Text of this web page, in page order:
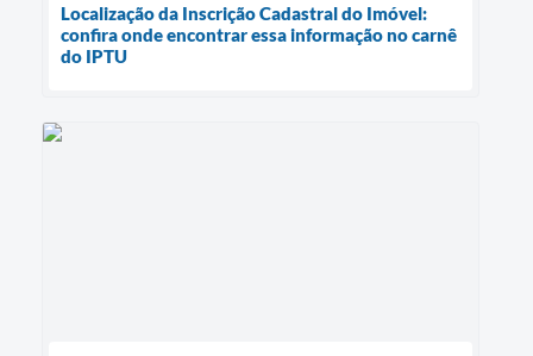
Localização da Inscrição Cadastral do Imóvel:
confira onde encontrar essa informação no carnê
do IPTU